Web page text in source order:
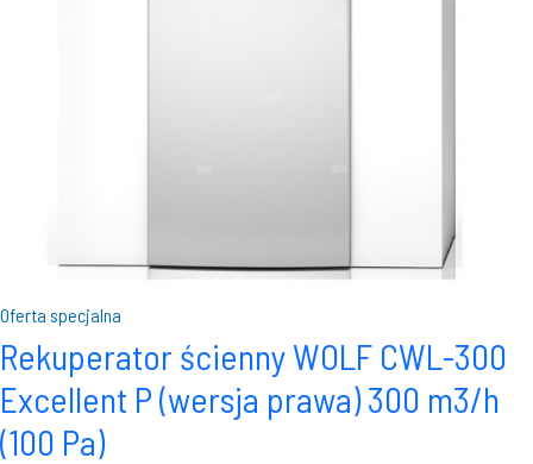
Oferta specjalna
Rekuperator ścienny WOLF CWL-300
Excellent P (wersja prawa) 300 m3/h
(100 Pa)